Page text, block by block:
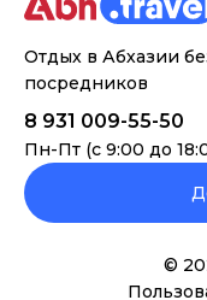
Отдых в Абхазии
посредников
8 931 009-55-50
Пн-Пт (с 9:00 до
©